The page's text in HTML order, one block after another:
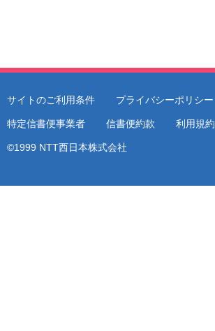
サイトのご利用条件 プライバシーポリシー
特定信書便事業者 信書便約款 利用規約
©1999 NTT西日本株式会社